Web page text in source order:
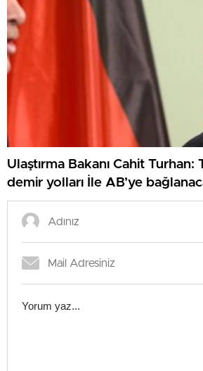
Ulaştırma Bakanı Cahit Turhan:
demir yolları İle AB’ye